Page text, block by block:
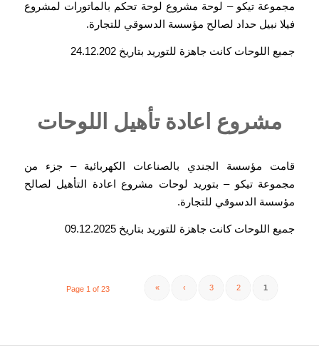
مجموعة تيكو – لوحة مشروع لوحة تحكم بالماتورات لمشروع
فيلا نبيل حداد لصالح مؤسسة الدسوقي للتجارة.
جميع اللوحات كانت جاهزة للتوريد بتاريخ 24.12.202
مشروع اعادة تأهيل اللوحات
قامت مؤسسة الجندي بالصناعات الكهربائية – جزء من
مجموعة تيكو – بتوريد لوحات مشروع اعادة التأهيل لصالح
مؤسسة الدسوقي للتجارة.
جميع اللوحات كانت جاهزة للتوريد بتاريخ 09.12.2025
Page 1 of 23 1
2
3
›
»